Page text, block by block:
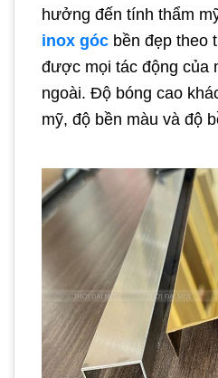
hưởng đến tính thẩm
inox góc bền đẹp theo
được mọi tác động của
ngoài. Độ bóng cao
mỹ, độ bền màu và độ